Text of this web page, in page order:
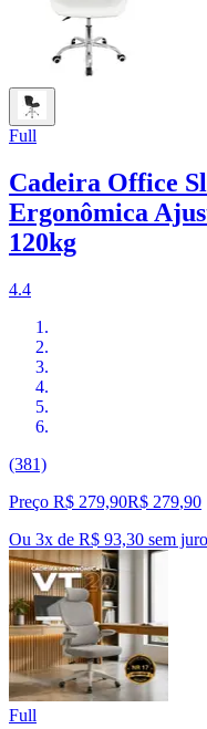
Full
Cadeira Office
Ergonômica
120kg
4.4
(381)
Preço R$ 279,90R$ 279,90
Ou 3x de R$ 93,30 sem
Full